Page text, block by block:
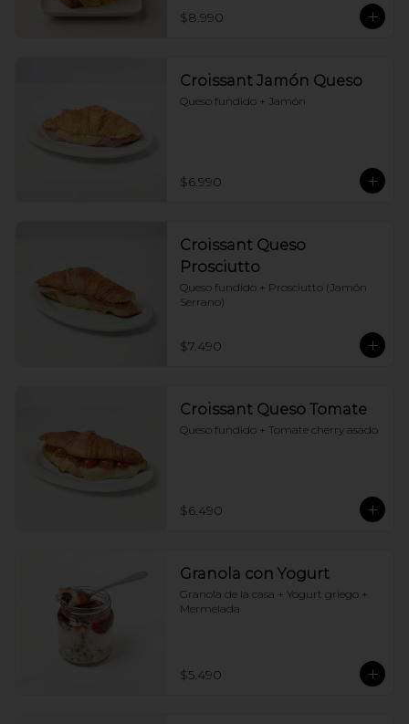
$8.990
Croissant Jamón Queso
Queso fundido + Jamón
$6.990
Croissant Queso
Prosciutto
Queso fundido + Prosciutto (Jamón
Serrano)
$7.490
Croissant Queso Tomate
Queso fundido + Tomate cherry asado
$6.490
Granola con Yogurt
Granola de la casa + Yogurt griego +
Mermelada
$5.490